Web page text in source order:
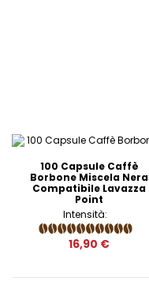
100 Capsule Caffè
Borbone Miscela Nera
Compatibile Lavazza
Point
Intensità:
16,90 €